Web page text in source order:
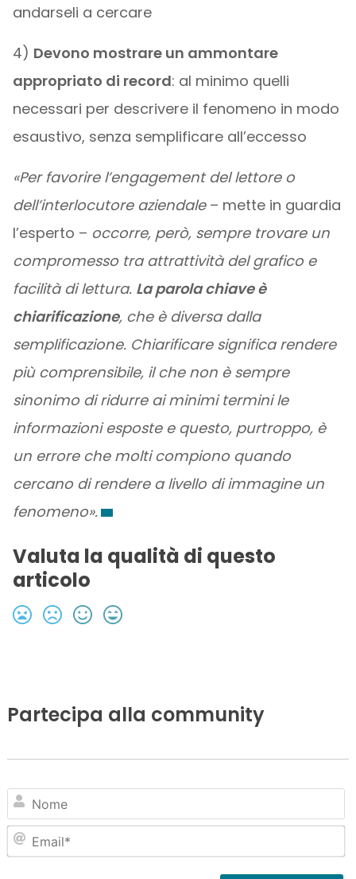
andarseli a cercare
4) Devono mostrare un ammontare
appropriato di record: al minimo quelli
necessari per descrivere il fenomeno in modo
esaustivo, senza semplificare all’eccesso
«Per favorire l’engagement del lettore o
dell’interlocutore aziendale– mette in guardia
l’esperto – occorre, però, sempre trovare un
compromesso tra attrattività del grafico e
facilità di lettura. La parola chiave è
chiarificazione, che è diversa dalla
semplificazione. Chiarificare significa rendere
più comprensibile, il che non è sempre
sinonimo di ridurre ai minimi termini le
informazioni esposte e questo, purtroppo, è
un errore che molti compiono quando
cercano di rendere a livello di immagine un
fenomeno».
Valuta la qualità di questo
articolo
Partecipa alla community